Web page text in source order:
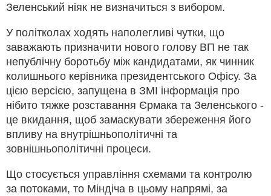
Зеленський ніяк не визначиться з вибором.
У політколах ходять наполегливі чутки, що
заважають призначити нового голову ВП не так
непублічну боротьбу між кандидатами, як чинник
колишнього керівника президентського Офісу. За
цією версією, запущена в ЗМІ інформація про
нібито тяжке розставання Єрмака та Зеленського -
це вкидання, щоб замаскувати збереження його
впливу на внутрішньополітичні та
зовнішньополітичні процеси.
Що стосується управління схемами та контролю
за потоками, то Міндіча в цьому напрямі, за